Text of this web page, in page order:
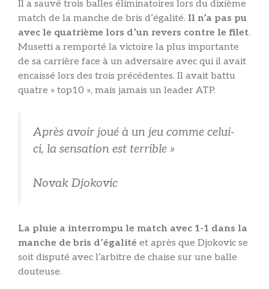
Il a sauvé trois balles éliminatoires lors du dixième
match de la manche de bris d’égalité. Il n’a pas pu
avec le quatrième lors d’un revers contre le filet.
Musetti a remporté la victoire la plus importante
de sa carrière face à un adversaire avec qui il avait
encaissé lors des trois précédentes. Il avait battu
quatre « top10 », mais jamais un leader ATP.
Après avoir joué à un jeu comme celui-
ci, la sensation est terrible »
Novak Djokovic
La pluie a interrompu le match avec 1-1 dans la
manche de bris d’égalité et après que Djokovic se
soit disputé avec l’arbitre de chaise sur une balle
douteuse.